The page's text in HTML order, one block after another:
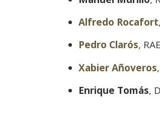
Alfredo Rocafort
Pedro Clarós,
Xabier Añoveros
Enrique Tomás,